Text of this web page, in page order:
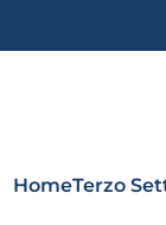
HomeTerzo